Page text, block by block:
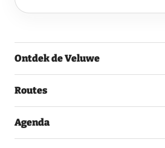
EN
HET
Ontdek de Veluwe
Routes
Agenda